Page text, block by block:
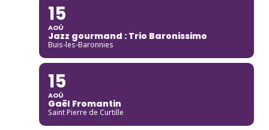
15
AOÛ
Jazz gourmand : Trio Baronissimo
Buis-les-Baronnies
15
AOÛ
Gaël Fromantin
Saint Pierre de Curtille